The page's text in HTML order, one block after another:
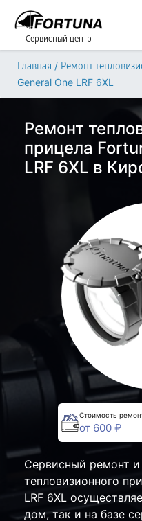
Сервисный центр
Главная / Ремонт
General One LRF 6XL
Ремонт
прицела
LRF 6XL в
Стоимость
от 600 ₽
Сервисный ремонт
тепловизионного
LRF 6XL
дом, так и на базе